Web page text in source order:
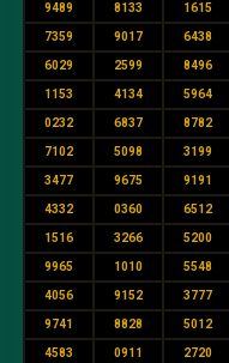
9489 8133 1615
7359 9017 6438
6029 2599 8496
1153 4134 5964
0232 6837 8782
7102 5098 3199
3477 9675 9191
4332 0360 6512
1516 3266 5200
9965 1010 5548
4056 9152 3777
9741 8828 5012
4583 0911 2720